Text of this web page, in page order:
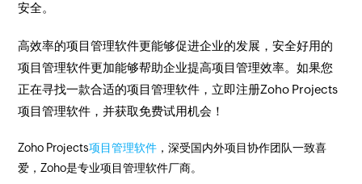
安全。
高效率的项目管理软件更能够促进企业的发展，安全好用的
项目管理软件更加能够帮助企业提高项目管理效率。如果您
正在寻找一款合适的项目管理软件，立即注册Zoho Projects
项目管理软件，并获取免费试用机会！
Zoho Projects项目管理软件 ，深受国内外项目协作团队一致喜
爱，Zoho是专业项目管理软件厂商。